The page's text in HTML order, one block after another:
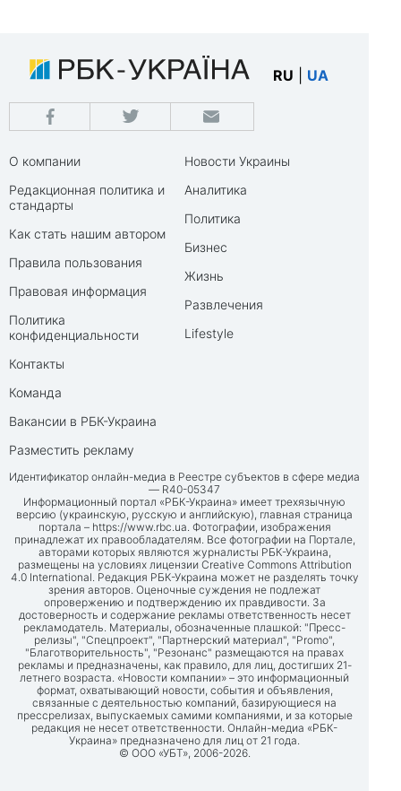
RU UA
О компании
Редакционная политика и
стандарты
Как стать нашим автором
Правила пользования
Правовая информация
Политика
конфиденциальности
Контакты
Команда
Вакансии в РБК-Украина
Разместить рекламу
Новости Украины
Аналитика
Политика
Бизнес
Жизнь
Развлечения
Lifestyle
Идентификатор онлайн-медиа в Реестре субъектов в сфере медиа
— R40-05347
Информационный портал «РБК-Украина» имеет трехязычную
версию (украинскую, русскую и английскую), главная страница
портала – https://www.rbc.ua. Фотографии, изображения
принадлежат их правообладателям. Все фотографии на Портале,
авторами которых являются журналисты РБК-Украина,
размещены на условиях лицензии Creative Commons Attribution
4.0 International. Редакция РБК-Украина может не разделять точку
зрения авторов. Оценочные суждения не подлежат
опровержению и подтверждению их правдивости. За
достоверность и содержание рекламы ответственность несет
рекламодатель. Материалы, обозначенные плашкой: "Пресс-
релизы", "Спецпроект", "Партнерский материал", "Promo",
"Благотворительность", "Резонанс" размещаются на правах
рекламы и предназначены, как правило, для лиц, достигших 21-
летнего возраста. «Новости компании» – это информационный
формат, охватывающий новости, события и объявления,
связанные с деятельностью компаний, базирующиеся на
прессрелизах, выпускаемых самими компаниями, и за которые
редакция не несет ответственности. Онлайн-медиа «РБК-
Украина» предназначено для лиц от 21 года.
© ООО «УБТ», 2006-2026.